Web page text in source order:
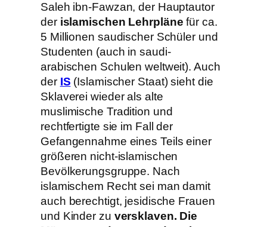
Saleh ibn-Fawzan, der Hauptautor
der islamischen Lehrpläne für ca.
5 Millionen saudischer Schüler und
Studenten (auch in saudi-
arabischen Schulen weltweit). Auch
der IS (Islamischer Staat) sieht die
Sklaverei wieder als alte
muslimische Tradition und
rechtfertigte sie im Fall der
Gefangennahme eines Teils einer
größeren nicht-islamischen
Bevölkerungsgruppe. Nach
islamischem Recht sei man damit
auch berechtigt, jesidische Frauen
und Kinder zu versklaven. Die